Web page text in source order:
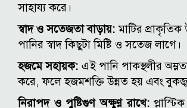
সাহায্য করে।
স্বাদ ও সতেজতা বাড়ায়:মাটির
পানির স্বাদ কিছুটা মিষ্টি ও সতেজ লাগে।
হজমে সহায়ক: এই পানি পাকস্থলীর
করে, ফলে হজমশক্তি উন্নত হয় এবং
নিরাপদ ও পুষ্টিগুণ অক্ষুণ্ণ রাখে: